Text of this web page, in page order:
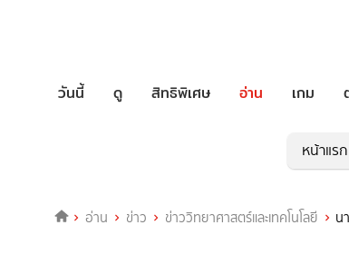
วันนี้ ดู สิทธิพิเศษ อ่าน เกม
หน้าแรก
อ่าน ข่าว ข่าววิทยาศาสตร์และเทคโนโลยี น